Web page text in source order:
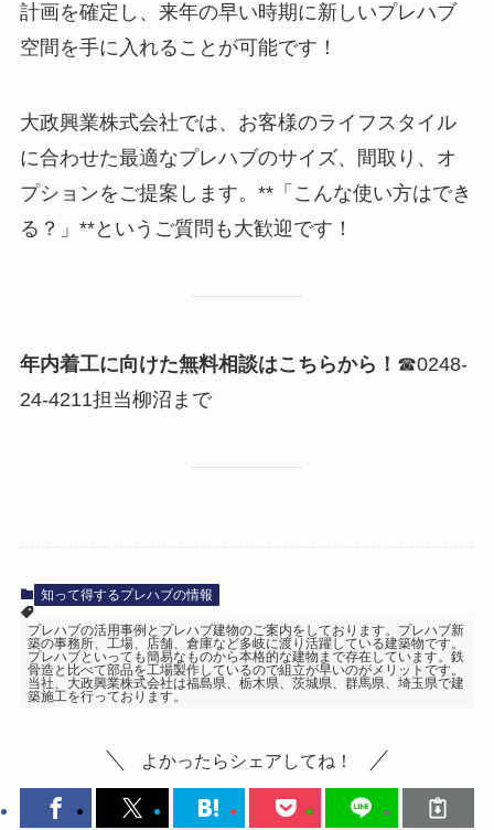
計画を確定し、来年の早い時期に新しいプレハブ
空間を手に入れることが可能です！
大政興業株式会社では、お客様のライフスタイル
に合わせた最適なプレハブのサイズ、間取り、オ
プションをご提案します。**「こんな使い方はでき
る？」**というご質問も大歓迎です！
年内着工に向けた無料相談はこちらから！ ☎0248-
24-4211担当柳沼まで
知って得するプレハブの情報
プレハブの活用事例とプレハブ建物のご案内をしております。プレハブ新
築の事務所、工場、店舗、倉庫など多岐に渡り活躍している建築物です。
プレハブといっても簡易なものから本格的な建物まで存在しています。鉄
骨造と比べて部品を工場製作しているので組立が早いのがメリットです。
当社、大政興業株式会社は福島県、栃木県、茨城県、群馬県、埼玉県で建
築施工を行っております。
よかったらシェアしてね！